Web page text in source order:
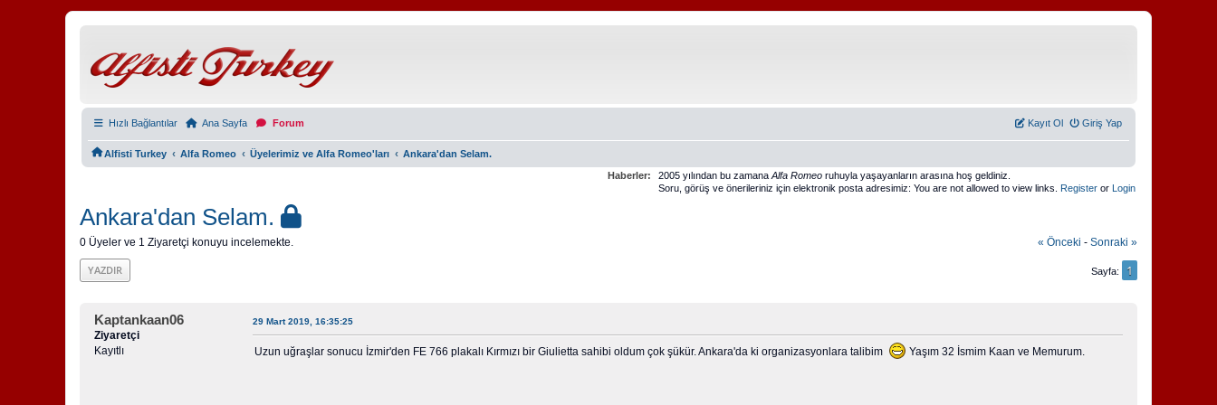
Hızlı Bağlantılar Ana Sayfa Forum Giriş Yap
Kayıt Ol
Alfisti Turkey ‹ Alfa Romeo ‹ Üyelerimiz ve Alfa Romeo'ları ‹ Ankara'dan Selam.
Haberler:
2005 yılından bu zamana Alfa Romeo ruhuyla yaşayanların arasına hoş geldiniz.
Soru, görüş ve önerileriniz için elektronik posta adresimiz: You are not allowed to view links. Register or Login
Ankara'dan Selam.
« Önceki - Sonraki »
0 Üyeler ve 1 Ziyaretçi konuyu incelemekte.
YAZDIR Sayfa 1
Kaptankaan06
Ziyaretçi
Kayıtlı
29 Mart 2019, 16:35:25
Uzun uğraşlar sonucu İzmir'den FE 766 plakalı Kırmızı bir Giulietta sahibi oldum çok şükür. Ankara'da ki organizasyonlara talibim Yaşım 32 İsmim Kaan ve Memurum.